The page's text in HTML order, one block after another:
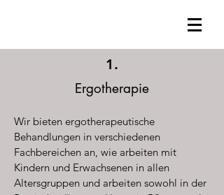
1.
Ergotherapie
Wir bieten ergotherapeutische
Behandlungen in verschiedenen
Fachbereichen an, wie arbeiten mit
Kindern und Erwachsenen in allen
Altersgruppen und arbeiten sowohl in der